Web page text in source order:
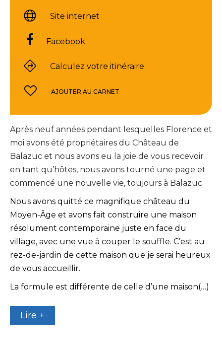
Après neuf années pendant lesquelles Florence et
moi avons été propriétaires du Château de
Balazuc et nous avons eu la joie de vous recevoir
en tant qu’hôtes, nous avons tourné une page et
commencé une nouvelle vie, toujours à Balazuc.
Nous avons quitté ce magnifique château du
Moyen-Âge et avons fait construire une maison
résolument contemporaine juste en face du
village, avec une vue à couper le souffle. C’est au
rez-de-jardin de cette maison que je serai heureux
de vous accueillir.
La formule est différente de celle d’une maison(…)
Lire +
Site internet
Facebook
Calculez votre itinéraire
AJOUTER AU CARNET